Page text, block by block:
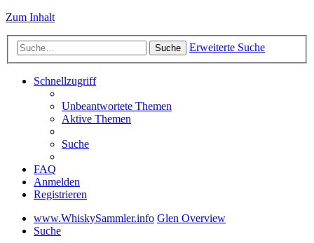
Zum Inhalt
Suche Erweiterte Suche
Schnellzugriff
Unbeantwortete Themen
Aktive Themen
Suche
FAQ
Anmelden
Registrieren
www.WhiskySammler.info Glen Overview
Suche